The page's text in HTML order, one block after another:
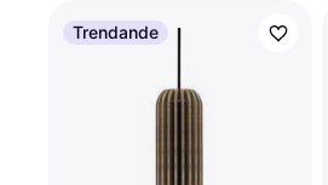
Trendande